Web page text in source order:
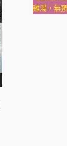
雞湯，無